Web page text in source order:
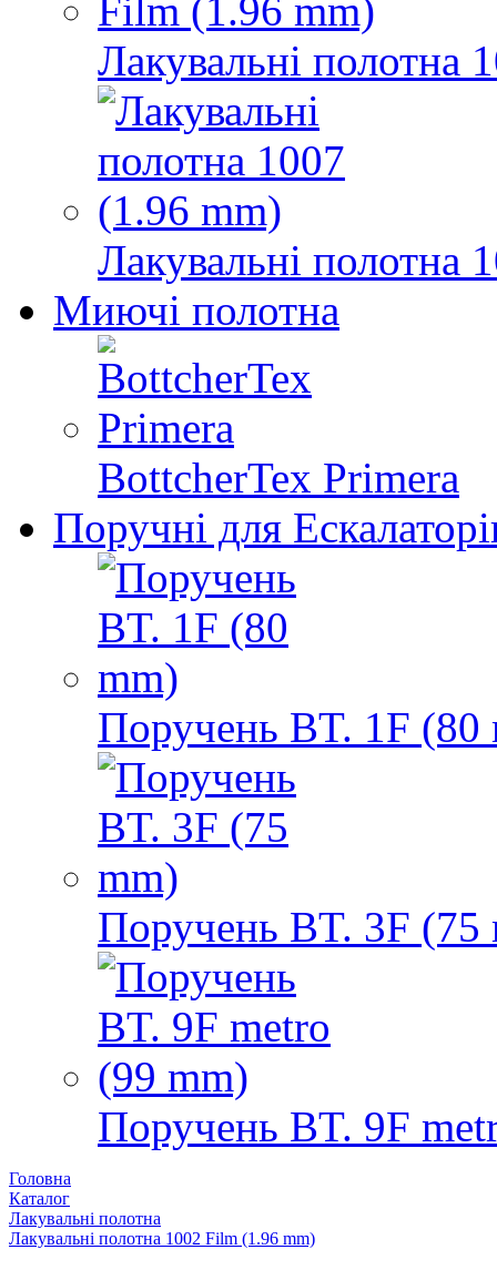
Лакувальні полотна
Лакувальні полотна
Миючі полотна
BottcherTex Primera
Поручні для
Поручень BT. 1F (80
Поручень BT. 3F (75
Поручень BT. 9F
Головна
Каталог
Лакувальні полотна
Лакувальні полотна 1002 Film (1.96 mm)